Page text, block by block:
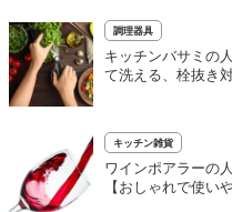
調理器具
キッチンバサミの
て洗える、栓抜き
キッチン雑貨
ワインポアラーの
【おしゃれで使い